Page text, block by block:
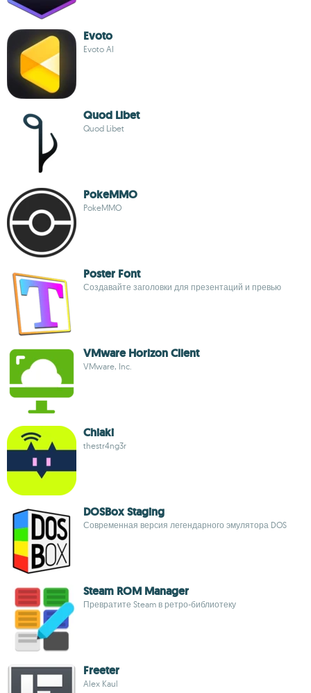
Evoto
Evoto AI
Quod Libet
Quod Libet
PokeMMO
PokeMMO
Poster Font
Создавайте заголовки для презентаций и превью
VMware Horizon Client
VMware, Inc.
Chiaki
thestr4ng3r
DOSBox Staging
Современная версия легендарного эмулятора DOS
Steam ROM Manager
Превратите Steam в ретро-библиотеку
Freeter
Alex Kaul